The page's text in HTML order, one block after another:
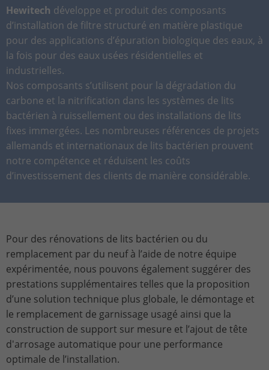
Hewitech développe et produit des composants
d’installation de filtre structuré en matière plastique
pour des applications d’épuration biologique des eaux, à
la fois pour des eaux usées résidentielles et
industrielles.
Nos composants s’utilisent pour la dégradation du
carbone et la nitrification dans les systèmes de lits
bactérien à ruissellement ou des installations de lits
fixes immergées. Les nombreuses références de projets
allemands et internationaux de lits bactérien prouvent
notre compétence et réduisent les coûts
d’investissement des clients de manière considérable.
Pour des rénovations de lits bactérien ou du
remplacement par du neuf à l’aide de notre équipe
expérimentée, nous pouvons également suggérer des
prestations supplémentaires telles que la proposition
d’une solution technique plus globale, le démontage et
le remplacement de garnissage usagé ainsi que la
construction de support sur mesure et l’ajout de tête
d'arrosage automatique pour une performance
optimale de l’installation.
Purpose
Stores the chosen tracking optin
settings.
information anonymously and assign a
randomly generated number to identify
unique visitors.
Name
Provider Google Analytics
Lifetime 1 day
This cookie is installed by Google
Analytics. The cookie is used to store
information about how visitors use a
includes the number of visitors, the
pages in anonymous form.
Name _gat_UA-113301533-1
Provider Google Analytics
Lifetime 1 minute